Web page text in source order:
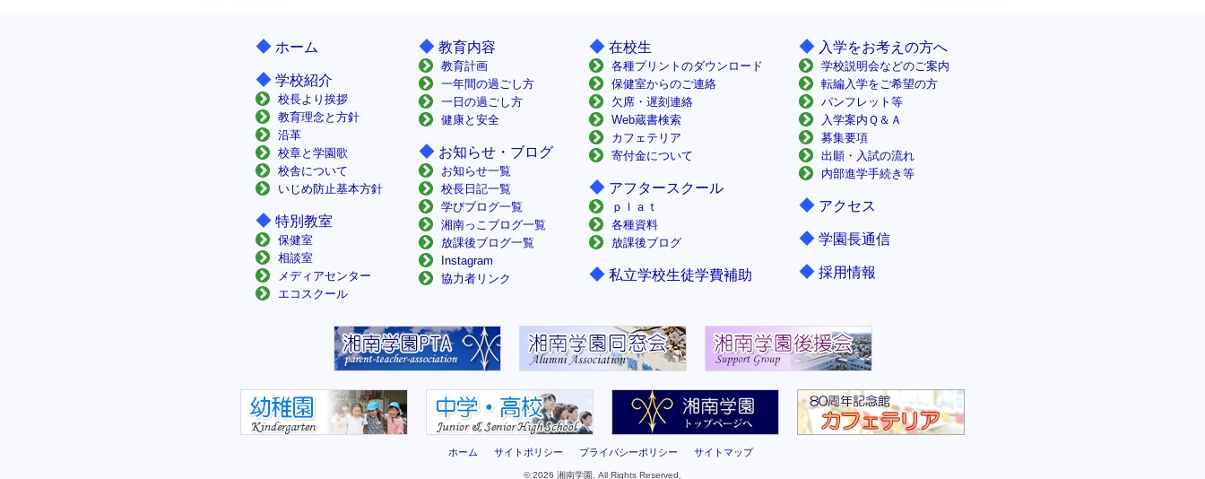
◆ ホーム
◆ 学校紹介
校長より挨拶
教育理念と方針
沿革
校章と学園歌
校舎について
いじめ防止基本方針
◆ 特別教室
保健室
相談室
メディアセンター
エコスクール
◆ 教育内容
教育計画
一年間の過ごし方
一日の過ごし方
健康と安全
◆ お知らせ・ブログ
お知らせ一覧
校長日記一覧
学びブログ一覧
湘南っこブログ一覧
放課後ブログ一覧
Instagram
協力者リンク
◆ 在校生
各種プリントのダウンロード
保健室からのご連絡
欠席・遅刻連絡
Web蔵書検索
カフェテリア
寄付金について
◆ アフタースクール
ｐｌａｔ
各種資料
放課後ブログ
◆ 私立学校生徒学費補助
◆ 入学をお考えの方へ
学校説明会などのご案内
転編入学をご希望の方
パンフレット等
入学案内Ｑ＆Ａ
募集要項
出願・入試の流れ
内部進学手続き等
◆ アクセス
◆ 学園長通信
◆ 採用情報
ホーム サイトポリシー プライバシーポリシー サイトマップ
© 2026 湘南学園. All Rights Reserved.